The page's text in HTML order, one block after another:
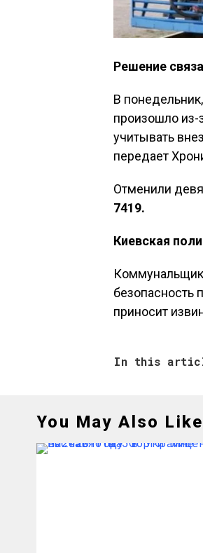
Решение
В
произошло из-
учитывать
передает
Отменили
7419.
Киевская
безопасность
приносит
In this
You May Also Like